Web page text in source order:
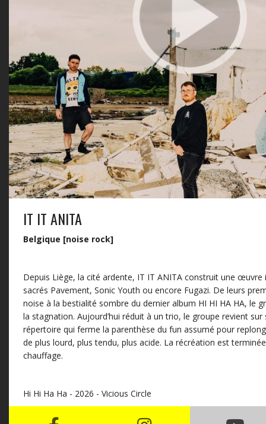
IT IT ANITA
Belgique [noise rock]
Depuis Liège, la cité ardente, IT IT ANITA construit une œuvre
sacrés Pavement, Sonic Youth ou encore Fugazi. De leurs
noise à la bestialité sombre du dernier album HI HI HA HA, le
la stagnation. Aujourd’hui réduit à un trio, le groupe revient sur
répertoire qui ferme la parenthèse du fun assumé pour
de plus lourd, plus tendu, plus acide. La récréation est
chauffage.
Hi Hi Ha Ha - 2026 - Vicious Circle